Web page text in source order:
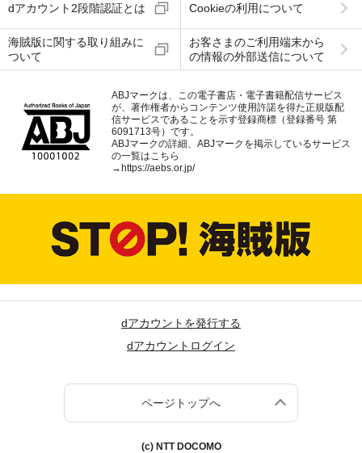
dアカウント2段階認証とは Cookieの利用について
海賊版に関する取り組みに
ついて
お客さまのご利用端末から
の情報の外部送信について
ABJマークは、この電子書店・電子書籍配信サービス
が、著作権者からコンテンツ使用許諾を得た正規版配
信サービスであることを示す登録商標（登録番号 第
6091713号）です。
ABJマークの詳細、ABJマークを掲示しているサービス
の一覧はこちら
→https://aebs.or.jp/
dアカウントを発行する
dアカウントログイン
ページトップへ
(c) NTT DOCOMO